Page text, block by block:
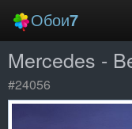
Обои7
Новые
Лучшие
Mercedes -
#24056